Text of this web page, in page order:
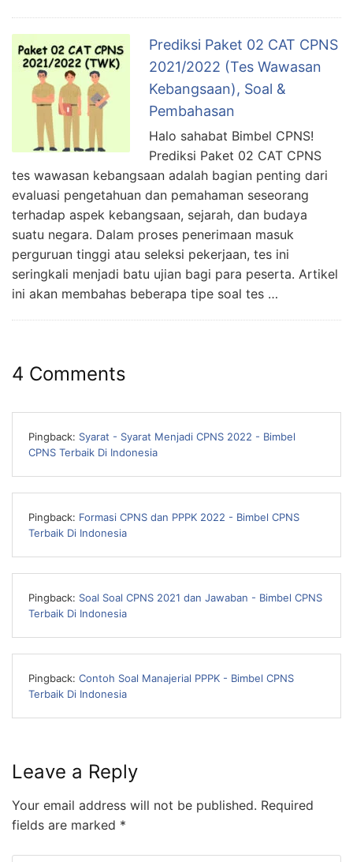
Prediksi Paket 02 CAT CPNS
2021/2022 (Tes Wawasan
Kebangsaan), Soal &
Pembahasan
Halo sahabat Bimbel CPNS!
Prediksi Paket 02 CAT CPNS
tes wawasan kebangsaan adalah bagian penting dari
evaluasi pengetahuan dan pemahaman seseorang
terhadap aspek kebangsaan, sejarah, dan budaya
suatu negara. Dalam proses penerimaan masuk
perguruan tinggi atau seleksi pekerjaan, tes ini
seringkali menjadi batu ujian bagi para peserta. Artikel
ini akan membahas beberapa tipe soal tes …
4 Comments
Pingback: Syarat - Syarat Menjadi CPNS 2022 - Bimbel
CPNS Terbaik Di Indonesia
Pingback: Formasi CPNS dan PPPK 2022 - Bimbel CPNS
Terbaik Di Indonesia
Pingback: Soal Soal CPNS 2021 dan Jawaban - Bimbel CPNS
Terbaik Di Indonesia
Pingback: Contoh Soal Manajerial PPPK - Bimbel CPNS
Terbaik Di Indonesia
Leave a Reply
Your email address will not be published. Required
fields are marked *